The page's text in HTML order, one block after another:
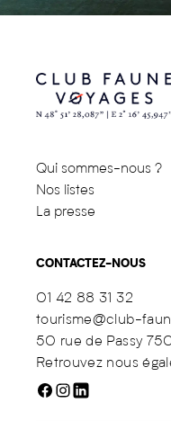
Qui sommes-nous ?
Nos listes
La presse
CONTACTEZ-NOUS
01 42 88 31 32
tourisme@club-
50 rue de Passy
Retrouvez nous